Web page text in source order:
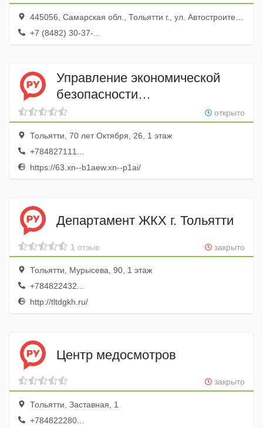
445056, Самарская обл., Тольятти г., ул. Автостроителей, 55
+7 (8482) 30-37-...
Управление экономической
безопасности
и противодействия коррупции,
Главное управление МВД
России по Самарской области
открыто
Тольятти, 70 лет Октября, 26, 1 этаж
+784827111...
https://63.xn--b1aew.xn--p1ai/
Департамент ЖКХ г. Тольятти
закрыто
1 отзыв
Тольятти, Мурысева, 90, 1 этаж
+784822432...
http://tltdgkh.ru/
Центр медосмотров
закрыто
Тольятти, Заставная, 1
+784822280...